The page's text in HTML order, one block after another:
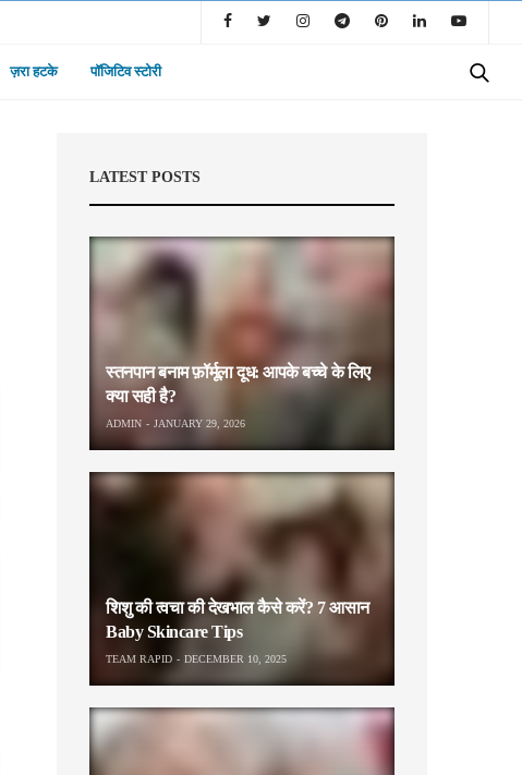
ज़रा हटके पॉजिटिव स्टोरी
LATEST POSTS
स्तनपान बनाम फ़ॉर्मूला दूध: आपके बच्चे के लिए
क्या सही है?
ADMIN JANUARY 29, 2026
शिशु की त्वचा की देखभाल कैसे करें? 7 आसान
Baby Skincare Tips
TEAM RAPID DECEMBER 10, 2025